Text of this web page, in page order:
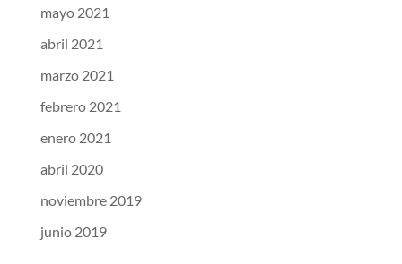
mayo 2021
abril 2021
marzo 2021
febrero 2021
enero 2021
abril 2020
noviembre 2019
junio 2019